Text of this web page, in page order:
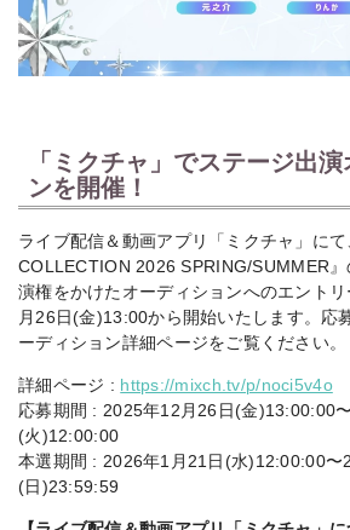
「ミクチャ」でステージ出
ンを開催！
ライブ配信＆動画アプリ「ミクチャ」に
COLLECTION 2026 SPRING/SUMMER
演権をかけたオーディションへのエント
月26日(金)13:00から開始いたします。応
ーディション詳細ページをご覧ください。
詳細ページ : https://mixch.tv/p/noci5v4o
応募期間 : 2025年12月26日(金)13:00:00
(火)12:00:00
本選期間 : 2026年1月21日(水)12:00:00〜
(日)23:59:59